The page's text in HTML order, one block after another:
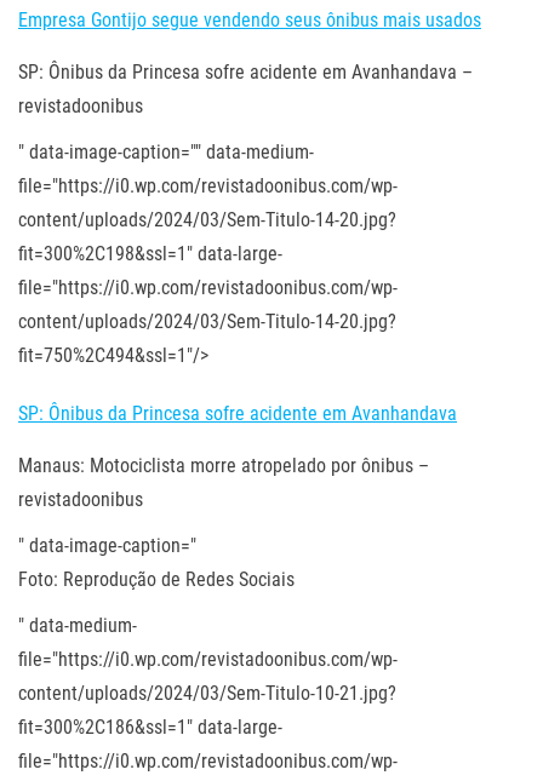
Empresa Gontijo segue vendendo seus ônibus mais usados
SP: Ônibus da Princesa sofre acidente em Avanhandava –
revistadoonibus
" data-image-caption="" data-medium-
file="https://i0.wp.com/revistadoonibus.com/wp-
content/uploads/2024/03/Sem-Titulo-14-20.jpg?
fit=300%2C198&ssl=1" data-large-
file="https://i0.wp.com/revistadoonibus.com/wp-
content/uploads/2024/03/Sem-Titulo-14-20.jpg?
fit=750%2C494&ssl=1"/>
SP: Ônibus da Princesa sofre acidente em Avanhandava
Manaus: Motociclista morre atropelado por ônibus –
revistadoonibus
" data-image-caption="
Foto: Reprodução de Redes Sociais
" data-medium-
file="https://i0.wp.com/revistadoonibus.com/wp-
content/uploads/2024/03/Sem-Titulo-10-21.jpg?
fit=300%2C186&ssl=1" data-large-
file="https://i0.wp.com/revistadoonibus.com/wp-